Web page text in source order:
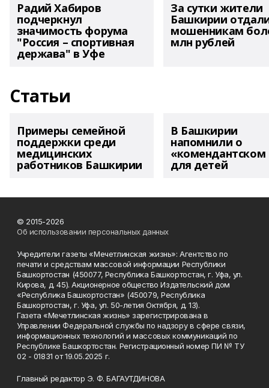
Радий Хабиров
подчеркнул
значимость форума
"Россия – спортивная
держава" в Уфе
За сутки жители
Башкирии
мошенникам
млн рублей
Статьи
Примеры семейной
поддержки среди
медицинских
работников Башкирии
В Башкирии
напомнили о
«комендантском
для детей
© 2015-2026
Об использовании персональных данных
Учредители газеты «Мечетлинская жизнь»: Агентство по
печати и средствам массовой информации Республики
Башкортостан (450077, Республика Башкортостан, г. Уфа, ул.
Кирова, д. 45). Акционерное общество Издательский дом
«Республика Башкортостан» (450079, Республика
Башкортостан, г. Уфа, ул. 50-летия Октября, д. 13).
Газета «Мечетлинская жизнь» зарегистрирована в
Управлении Федеральной службы по надзору в сфере связи,
информационных технологий и массовых коммуникаций по
Республике Башкортостан. Регистрационный номер ПИ № ТУ
02 - 01831 от 19.05.2025 г.
Главный редактор Э. Ф. БАГАУТДИНОВА